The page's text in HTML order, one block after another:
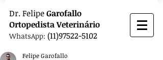
Dr. FelipeGarofallo
OrtopedistaVeterinário
WhatsApp: (11)97522-5102
Felipe Garofallo